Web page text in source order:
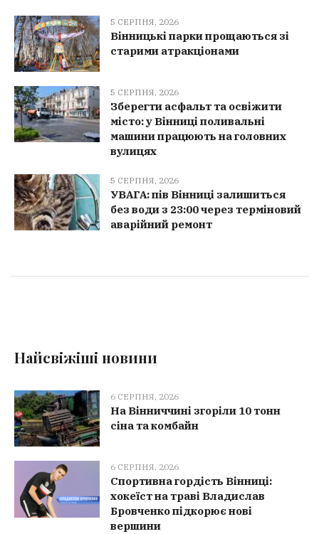
5 СЕРПНЯ, 2026
Вінницькі парки прощаються зі
старими атракціонами
5 СЕРПНЯ, 2026
Зберегти асфальт та освіжити
місто: у Вінниці поливальні
машини працюють на головних
вулицях
5 СЕРПНЯ, 2026
УВАГА: пів Вінниці залишиться
без води з 23:00 через терміновий
аварійний ремонт
Найсвіжіші новини
6 СЕРПНЯ, 2026
На Вінниччині згоріли 10 тонн
сіна та комбайн
6 СЕРПНЯ, 2026
Спортивна гордість Вінниці:
хокеїст на траві Владислав
Бровченко підкорює нові
вершини